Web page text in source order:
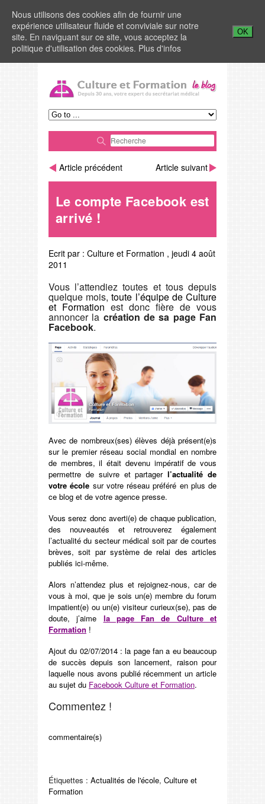
Article précédent Article suivant
Le compte Facebook est
arrivé !
Ecrit par : Culture et Formation , jeudi 4 août
2011
Vous l’attendiez toutes et tous depuis
quelque mois,toute l’équipe de Culture
et Formationest donc fière de vous
annoncer la création de sa page Fan
Facebook.
Avec de nombreux(ses) élèves déjà présent(e)s
sur le premier réseau social mondial en nombre
de membres, il était devenu impératif de vous
permettre de suivre et partagerl’actualité de
votre école sur votre réseau préféré en plus de
ce blog et de votre agence presse.
Vous serez donc averti(e) de chaque publication,
des nouveautés et retrouverez également
l’actualité du secteur médical soit par de courtes
brèves, soit par système de relai des articles
publiés ici-même.
Alors n’attendez plus et rejoignez-nous, car de
vous à moi, que je sois un(e) membre du forum
impatient(e) ou un(e) visiteur curieux(se), pas de
doute, j’aime la page Fan de Culture et
Formation !
Ajout du 02/07/2014 : la page fan a eu beaucoup
de succès depuis son lancement, raison pour
laquelle nous avons publié récemment un article
au sujet du Facebook Culture et Formation.
Commentez !
commentaire(s)
Étiquettes : Actualités de l'école, Culture et
Formation
Nous utilisons des cookies afin de fournir une
expérience utilisateur fluide et conviviale sur notre
site. En naviguant sur ce site, vous acceptez la
politique d'utilisation des cookies. Plus d'infos
OK